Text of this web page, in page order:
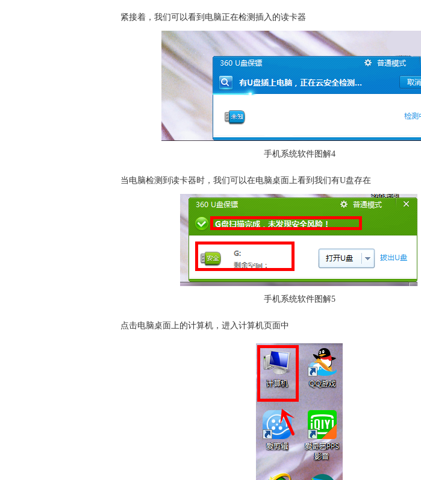
紧接着，我们可以看到 电脑正在检测插入的读卡器
手机系统软件图解4
当 电脑检测到读卡器时，我们可以在电脑桌面上看到我们有U盘存在
手机系统软件图解5
点击电脑桌面上的计算机 ，进入计算机页面中